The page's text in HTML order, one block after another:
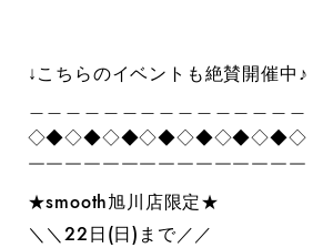
↓こちらのイベントも絶賛開催中♪
◇◆◇◆◇◆◇◆◇◆◇◆◇◆◇
￣￣￣￣￣￣￣￣￣￣￣￣￣￣￣
★smooth旭川店限定★
＼＼22日(日)まで／／